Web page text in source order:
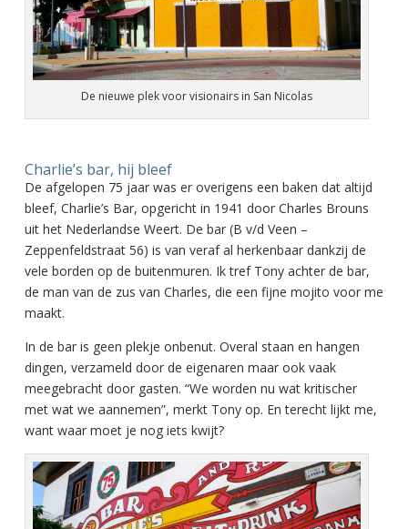
De nieuwe plek voor visionairs in San Nicolas
Charlie’s bar, hij bleef
De afgelopen 75 jaar was er overigens een baken dat altijd
bleef, Charlie’s Bar, opgericht in 1941 door Charles Brouns
uit het Nederlandse Weert. De bar (B v/d Veen –
Zeppenfeldstraat 56) is van veraf al herkenbaar dankzij de
vele borden op de buitenmuren. Ik tref Tony achter de bar,
de man van de zus van Charles, die een fijne mojito voor me
maakt.
In de bar is geen plekje onbenut. Overal staan en hangen
dingen, verzameld door de eigenaren maar ook vaak
meegebracht door gasten. “We worden nu wat kritischer
met wat we aannemen”, merkt Tony op. En terecht lijkt me,
want waar moet je nog iets kwijt?